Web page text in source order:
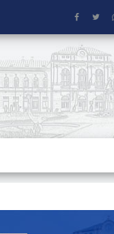
КУЋЕ СА
ДОДАТАК ЗА